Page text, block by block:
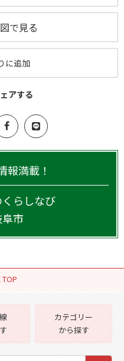
で見る
に追加
アする
報満載！
らしなび
市
TOP
カテゴリー
から探す